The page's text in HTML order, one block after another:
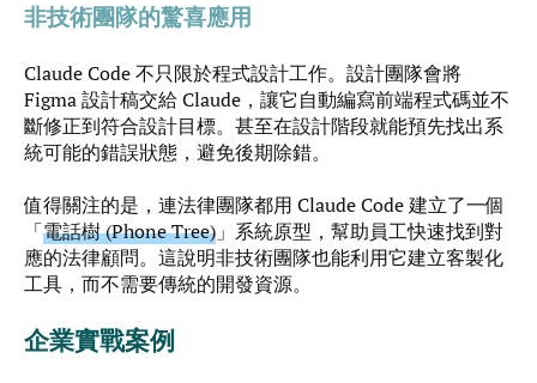
非技術團隊的驚喜應用
Claude Code 不只限於程式設計工作。設計團隊會將
Figma 設計稿交給 Claude，讓它自動編寫前端程式碼並不
斷修正到符合設計目標。甚至在設計階段就能預先找出系
統可能的錯誤狀態，避免後期除錯。
值得關注的是，連法律團隊都用 Claude Code 建立了一個
「電話樹 (Phone Tree) 」系統原型，幫助員工快速找到對
應的法律顧問。這說明非技術團隊也能利用它建立客製化
工具，而不需要傳統的開發資源。
企業實戰案例